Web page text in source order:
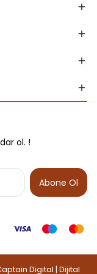
ol. !
Abone Ol
Digital | Dijital